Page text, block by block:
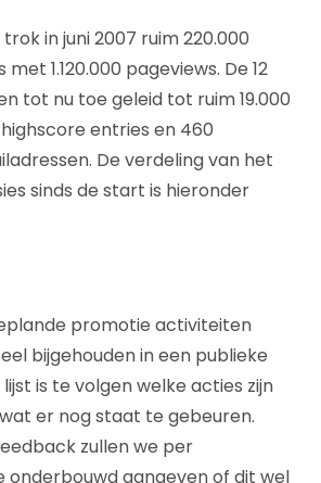
in juni 2007 ruim 220.000
1.120.000 pageviews. De 12
tot nu toe geleid tot ruim 19.000
highscore entries en 460
De verdeling van het
sinds de start is hieronder
promotie activiteiten
bijgehouden in een publieke
lijst is te volgen welke acties zijn
er nog staat te gebeuren.
zullen we per
onderbouwd aangeven of dit wel